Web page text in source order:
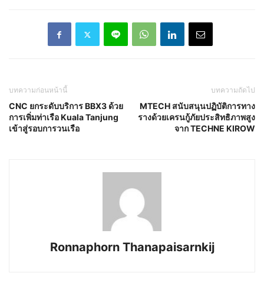
บทความก่อนหน้านี้
CNC ยกระดับบริการ BBX3 ด้วย
การเพิ่มท่าเรือ Kuala Tanjung
เข้าสู่รอบการวนเรือ
บทความถัดไป
MTECH สนับสนุนปฏิบัติการทาง
รางด้วยเครนกู้ภัยประสิทธิภาพสูง
จาก TECHNE KIROW
Ronnaphorn Thanapaisarnkij